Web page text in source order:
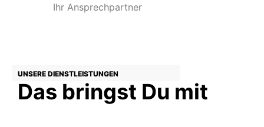
Ihr Ansprechpartner
UNSERE DIENSTLEISTUNGEN
Das bringst Du mit